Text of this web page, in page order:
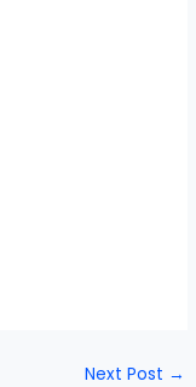
Next Post →